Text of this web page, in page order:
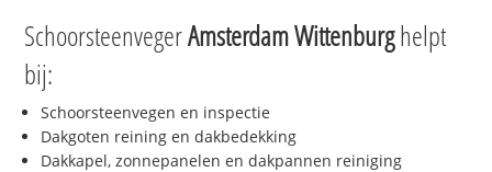
SchoorsteenvegerAmsterdam Wittenburghelpt
bij:
Schoorsteenvegen en inspectie
Dakgoten reining en dakbedekking
Dakkapel, zonnepanelen en dakpannen reiniging